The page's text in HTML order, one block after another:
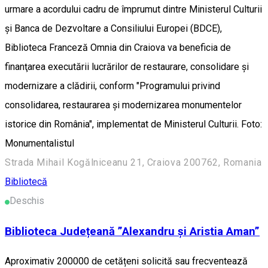
urmare a acordului cadru de împrumut dintre Ministerul Culturii
şi Banca de Dezvoltare a Consiliului Europei (BDCE),
Biblioteca Franceză Omnia din Craiova va beneficia de
finanţarea executării lucrărilor de restaurare, consolidare şi
modernizare a clădirii, conform "Programului privind
consolidarea, restaurarea şi modernizarea monumentelor
istorice din România", implementat de Ministerul Culturii. Foto:
Monumentalistul
Strada Mihail Kogălniceanu 21, Craiova 200762, Romania
Bibliotecă
Deschis
Biblioteca Județeană ”Alexandru și Aristia Aman”
Aproximativ 200000 de cetățeni solicită sau frecventează